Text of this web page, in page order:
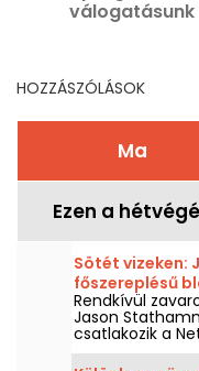
válogatásunk
HOZZÁSZÓLÁSOK
Ma
Ezen a
Sötét vizeken:
főszereplésű
Netflixre és a
Rendkívül
Jason
csatlakozik a
2026.